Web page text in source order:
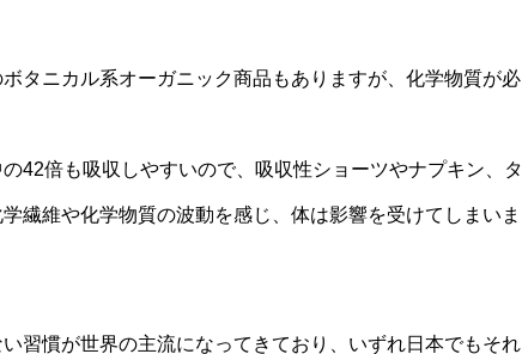
タニカル系オーガニック商品もありますが、化学物質が必
42倍も吸収しやすいので、吸収性ショーツやナプキン、タ
繊維や化学物質の波動を感じ、体は影響を受けてしまいま
習慣が世界の主流になってきており、いずれ日本でもそれ